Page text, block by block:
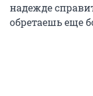
надежде
обретаешь еще